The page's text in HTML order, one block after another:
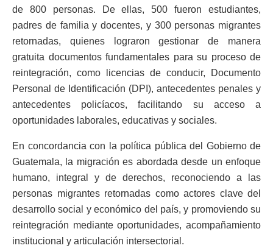
de 800 personas. De ellas, 500 fueron estudiantes,
padres de familia y docentes, y 300 personas migrantes
retornadas, quienes lograron gestionar de manera
gratuita documentos fundamentales para su proceso de
reintegración, como licencias de conducir, Documento
Personal de Identificación (DPI), antecedentes penales y
antecedentes policíacos, facilitando su acceso a
oportunidades laborales, educativas y sociales.
En concordancia con la política pública del Gobierno de
Guatemala, la migración es abordada desde un enfoque
humano, integral y de derechos, reconociendo a las
personas migrantes retornadas como actores clave del
desarrollo social y económico del país, y promoviendo su
reintegración mediante oportunidades, acompañamiento
institucional y articulación intersectorial.